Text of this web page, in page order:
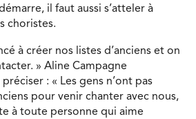
il faut aussi s’atteler à
choristes.
à créer nos listes d’anciens et on
» Aline Campagne
: « Les gens n’ont pas
pour venir chanter avec nous,
à toute personne qui aime